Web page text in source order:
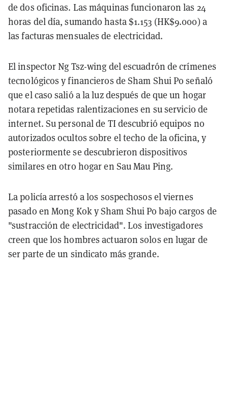
de dos oficinas. Las máquinas funcionaron las 24
horas del día, sumando hasta $1.153 (HK$9.000) a
las facturas mensuales de electricidad.
El inspector Ng Tsz-wing del escuadrón de crímenes
tecnológicos y financieros de Sham Shui Po señaló
que el caso salió a la luz después de que un hogar
notara repetidas ralentizaciones en su servicio de
internet. Su personal de TI descubrió equipos no
autorizados ocultos sobre el techo de la oficina, y
posteriormente se descubrieron dispositivos
similares en otro hogar en Sau Mau Ping.
La policía arrestó a los sospechosos el viernes
pasado en Mong Kok y Sham Shui Po bajo cargos de
"sustracción de electricidad". Los investigadores
creen que los hombres actuaron solos en lugar de
ser parte de un sindicato más grande.